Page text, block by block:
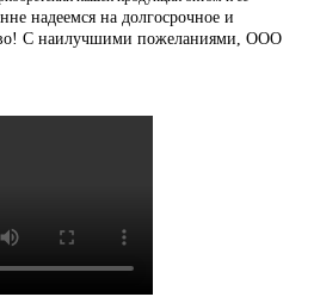
надеемся на долгосрочное и
С наилучшими пожеланиями, ООО